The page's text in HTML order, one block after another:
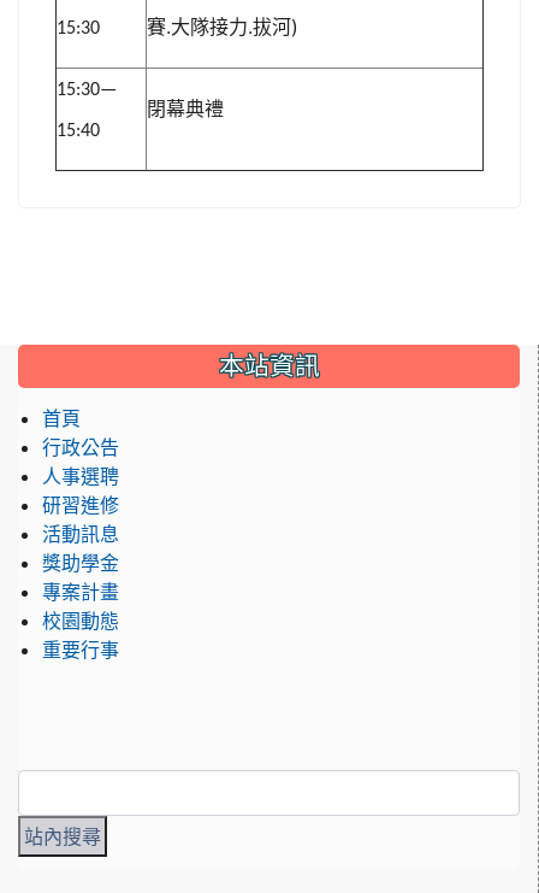
15:30
賽.大隊接力.拔河)
15:30—
15:40
閉幕典禮
::: 本站資訊
首頁
行政公告
人事選聘
研習進修
活動訊息
獎助學金
專案計畫
校園動態
重要行事